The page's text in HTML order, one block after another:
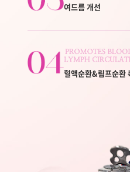
여드름 개선
혈액순환&림프순환